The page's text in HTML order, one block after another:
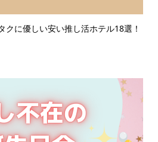
クに優しい安い推し活ホテル18選！